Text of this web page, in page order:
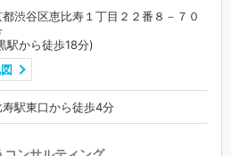
渋谷区恵比寿１丁目２２番８－７０
駅から徒歩18分)
寿駅東口から徒歩4分